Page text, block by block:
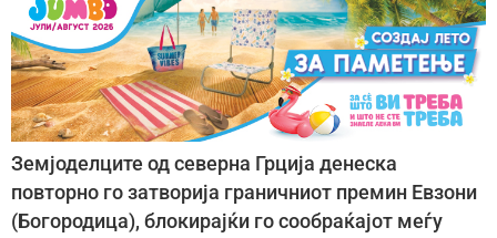
Земјоделците од северна Грција денеска
повторно го затворија граничниот премин Евзони
(Богородица), блокирајќи го сообраќајот меѓу